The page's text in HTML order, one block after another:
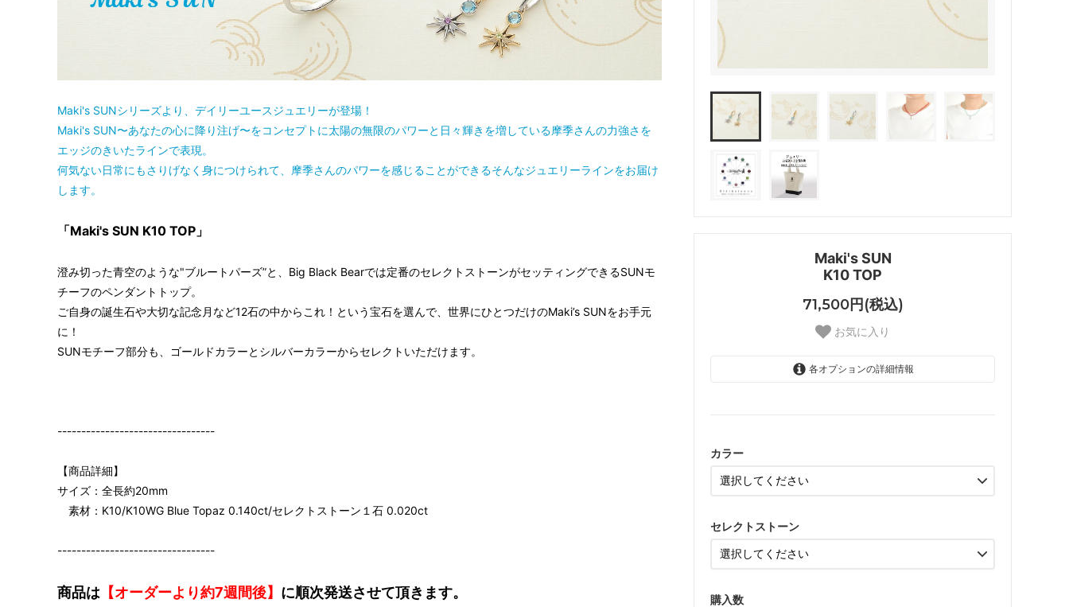
Maki's SUN
K10 TOP
71,500円(税込)
お気に入り
各オプションの詳細情報
カラー
セレクトストーン
購入数
Maki's SUNシリーズより、デイリーユースジュエリーが登場！
Maki's SUN〜あなたの心に降り注げ〜をコンセプトに太陽の無限のパワーと日々輝きを増している摩季さんの力強さを
エッジのきいたラインで表現。
何気ない日常にもさりげなく身につけられて、摩季さんのパワーを感じることができるそんなジュエリーラインをお届け
します。
「Maki's SUN K10 TOP」
澄み切った青空のような"ブルートパーズ”と、Big Black Bearでは定番のセレクトストーンがセッティングできるSUNモ
チーフのペンダントトップ。
ご自身の誕生石や大切な記念月など12石の中からこれ！という宝石を選んで、世界にひとつだけのMaki’s SUNをお手元
に！
SUNモチーフ部分も、ゴールドカラーとシルバーカラーからセレクトいただけます。
---------------------------------
【商品詳細】
サイズ：全長約20mm
素材：K10/K10WG Blue Topaz 0.140ct/セレクトストーン１石 0.020ct
---------------------------------
商品は 【オーダーより約7週間後】 に順次発送させて頂きます。